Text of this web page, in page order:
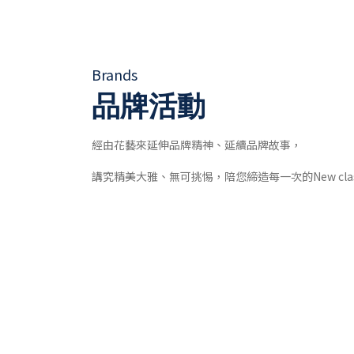
Brands
品牌活動
經由花藝來延伸品牌精神、延續品牌故事，
講究精美大雅、無可挑惕，陪您締造每一次的New